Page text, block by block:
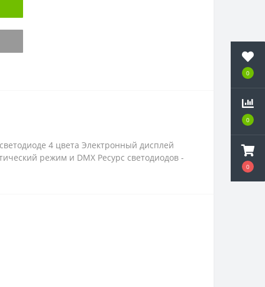
0
0
0
4 цвета Электронный дисплей
режим и DMX Ресурс светодиодов -